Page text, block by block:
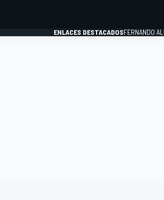
ENLACES DESTACADOSFERNANDO